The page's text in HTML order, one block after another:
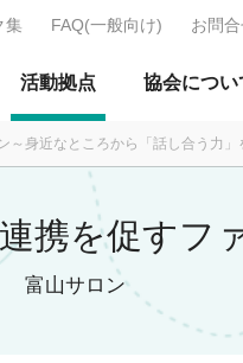
ァシリテー
活動拠点 協会につい
集 FAQ(一般向け) お問
身近なところから「話し合う力」
携を促すフ
富山サロン